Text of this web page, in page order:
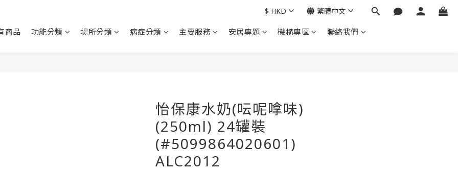
商品 功能分類 場所分類 病症分類 主要服務 安居專題 機構專區 聯絡我們
$ HKD 繁體中文
怡保康水奶(呍呢嗱味)
(250ml) 24罐裝
(#5099864020601)
ALC2012